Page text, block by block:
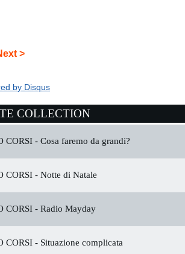
>
by Disqus
COLLECTION
CORSI - Cosa faremo da grandi?
CORSI - Notte di Natale
CORSI - Radio Mayday
CORSI - Situazione complicata